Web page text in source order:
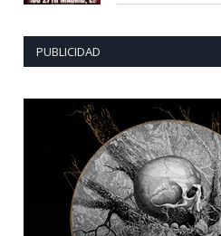
PUBLICIDAD